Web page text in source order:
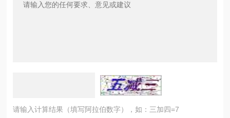
请输入计算结果（填写阿拉伯数字），如：三加四=7